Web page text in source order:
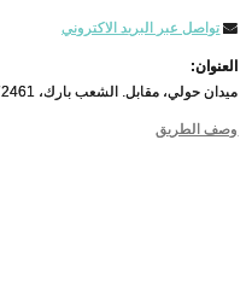
تواصل عبر البريد الاكتروني
العنوان:
ميدان حولي، مقابل. الشعب بارك، 72461 مدينة الكويت
وصف الطريق